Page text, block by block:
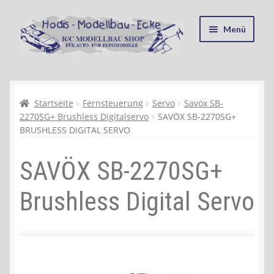
Zur
Navigation
springen
Zum
Inhalt
springen
Menü
Kasse
Mein Konto
Recycling, Entsorgung und Umwelt
Shop
Warenkorb
Startseite Fernsteuerung Servo
Savöx SB-
2270SG+ Brushless Digitalservo
SAVÖX SB-2270SG+
BRUSHLESS DIGITAL SERVO
SAVÖX SB-2270SG+
Brushless Digital Servo